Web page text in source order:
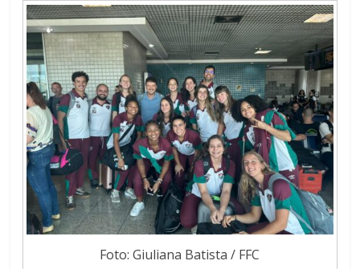
Foto: Giuliana Batista / FFC